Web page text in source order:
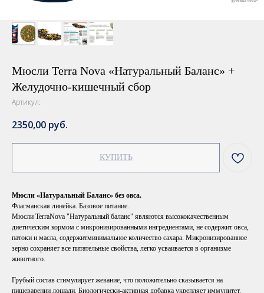
Мюсли Terra Nova «Натуральный Баланс» +
Желудочно-кишечный сбор
Артикул:
2350,00 руб.
КУПИТЬ
Мюсли «Натуральный Баланс» без овса.
Флагманская линейка. Базовое питание.
Мюсли TerraNova "Натуральный баланс" являются высококачественным
диетическим кормом с микронизированными ингредиентами, не содержит овса,
патоки и масла, содержитминимальное количество сахара. Микронизированное
зерно сохраняет все питательные свойства, легко усваивается в организме
животного.
Грубый состав стимулирует жевание, что положительно сказывается на
пищеварении лошади. Биологически-активная добавка укрепляет иммунитет.